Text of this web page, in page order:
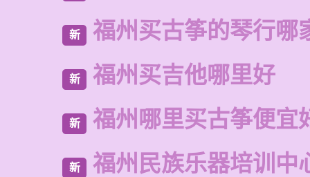
新 福州买古筝的琴行哪
新 福州买吉他哪里好
新 福州哪里买古筝便宜
新 福州民族乐器培训中